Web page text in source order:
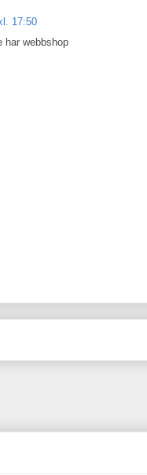
17:50
har webbshop